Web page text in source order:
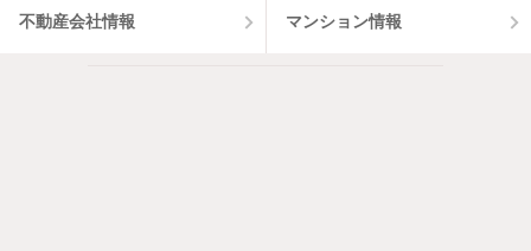
不動産会社情報 マンション情報